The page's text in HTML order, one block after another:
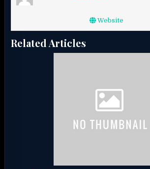
Website
Related Articles